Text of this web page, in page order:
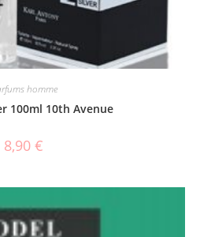
homme
100ml 10th Avenue
8,90 €